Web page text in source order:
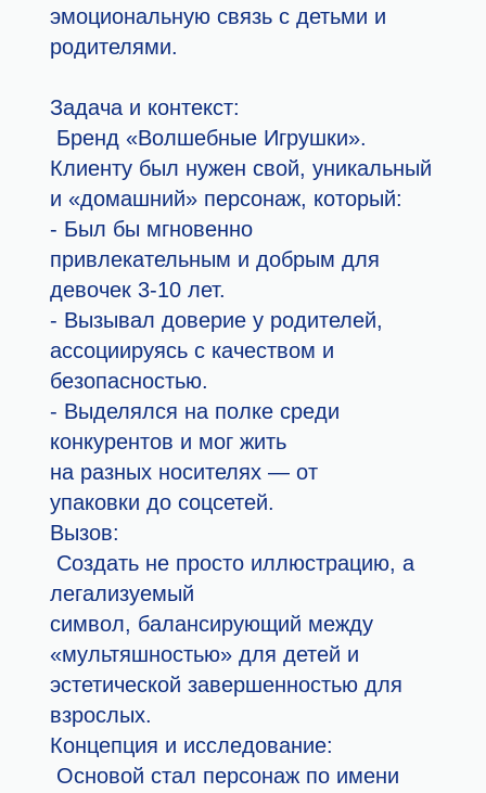
эмоциональную связь с детьми и
родителями.
Задача и контекст:
Бренд «Волшебные Игрушки».
Клиенту был нужен свой, уникальный
и «домашний» персонаж, который:
- Был бы мгновенно
привлекательным и добрым для
девочек 3-10 лет.
- Вызывал доверие у родителей,
ассоциируясь с качеством и
безопасностью.
- Выделялся на полке среди
конкурентов и мог жить
на разных носителях — от
упаковки до соцсетей.
Вызов:
Создать не просто иллюстрацию, а
легализуемый
символ, балансирующий между
«мультяшностью» для детей и
эстетической завершенностью для
взрослых.
Концепция и исследование:
Основой стал персонаж по имени